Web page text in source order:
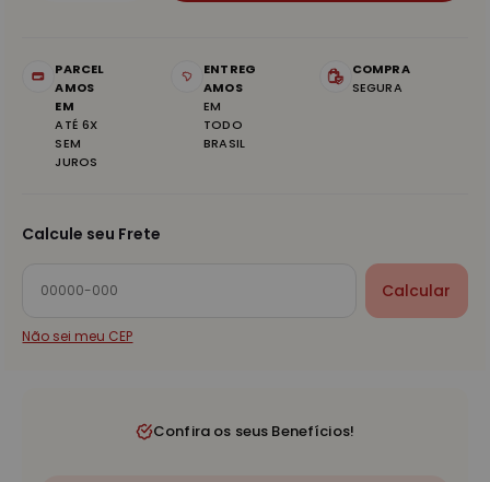
PARCEL
AMOS
EM
ATÉ 6X
SEM
JUROS
ENTREG
AMOS
EM
TODO
BRASIL
COMPRA
SEGURA
Calcule seu Frete
Calcular
Não sei meu CEP
Confira os seus Benefícios!